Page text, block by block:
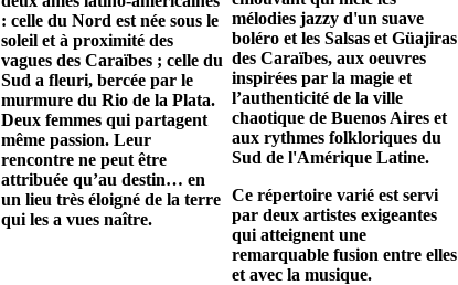
: celle du Nord est née sous le
soleil et à proximité des
vagues des Caraïbes ; celle du
Sud a fleuri, bercée par le
murmure du Rio de la Plata.
Deux femmes qui partagent
même passion. Leur
rencontre ne peut être
attribuée qu’au destin… en
un lieu très éloigné de la terre
qui les a vues naître.
mélodies jazzy d'un suave
boléro et les Salsas et Güajiras
des Caraïbes, aux oeuvres
inspirées par la magie et
l’authenticité de la ville
chaotique de Buenos Aires et
aux rythmes folkloriques du
Sud de l'Amérique Latine.
Ce répertoire varié est servi
par deux artistes exigeantes
qui atteignent une
remarquable fusion entre elles
et avec la musique.